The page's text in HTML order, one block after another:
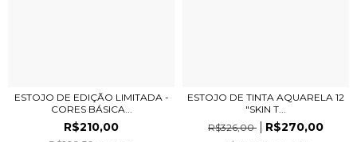
ESTOJO DE EDIÇÃO LIMITADA -
CORES BÁSICA...
R$210,00
ESTOJO DE TINTA AQUARELA 12
"SKIN T...
R$326,00
R$270,00